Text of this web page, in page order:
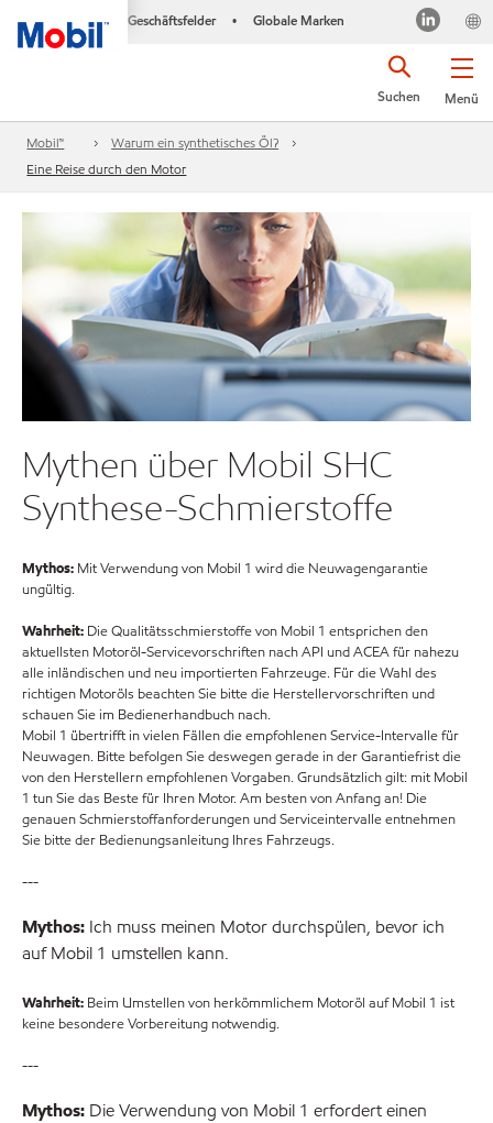
Geschäftsfelder • Globale Marken
Menü
Suchen
Mobil™
Warum ein synthetisches Öl?
Eine Reise durch den Motor
Mythen über Mobil SHC
Synthese-Schmierstoffe
Mythos: Mit Verwendung von Mobil 1 wird die Neuwagengarantie
ungültig.
Wahrheit: Die Qualitätsschmierstoffe von Mobil 1 entsprichen den
aktuellsten Motoröl-Servicevorschriften nach API und ACEA für nahezu
alle inländischen und neu importierten Fahrzeuge. Für die Wahl des
richtigen Motoröls beachten Sie bitte die Herstellervorschriften und
schauen Sie im Bedienerhandbuch nach.
Mobil 1 übertrifft in vielen Fällen die empfohlenen Service-Intervalle für
Neuwagen. Bitte befolgen Sie deswegen gerade in der Garantiefrist die
von den Herstellern empfohlenen Vorgaben. Grundsätzlich gilt: mit Mobil
1 tun Sie das Beste für Ihren Motor. Am besten von Anfang an! Die
genauen Schmierstoffanforderungen und Serviceintervalle entnehmen
Sie bitte der Bedienungsanleitung Ihres Fahrzeugs.
---
Mythos: Ich muss meinen Motor durchspülen, bevor ich
auf Mobil 1 umstellen kann.
Wahrheit: Beim Umstellen von herkömmlichem Motoröl auf Mobil 1 ist
keine besondere Vorbereitung notwendig.
---
Mythos: Die Verwendung von Mobil 1 erfordert einen